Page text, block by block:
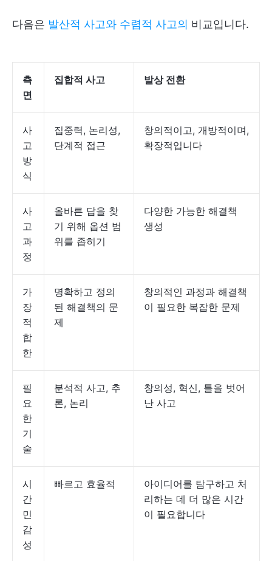
다음은 발산적 사고와 수렴적 사고의 비교입니다.
측
면
집합적 사고 발상 전환
사
고
방
식
집중력, 논리성,
단계적 접근
창의적이고, 개방적이며,
확장적입니다
사
고
과
정
올바른 답을 찾
기 위해 옵션 범
위를 좁히기
다양한 가능한 해결책
생성
가
장
적
합
한
명확하고 정의
된 해결책의 문
제
창의적인 과정과 해결책
이 필요한 복잡한 문제
필
요
한
기
술
분석적 사고, 추
론, 논리
창의성, 혁신, 틀을 벗어
난 사고
시
간
민
감
성
빠르고 효율적
아이디어를 탐구하고 처
리하는 데 더 많은 시간
이 필요합니다